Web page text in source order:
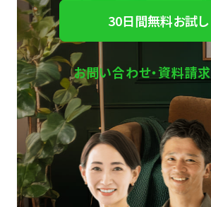
30日間無料お試し
お問い合わせ・資料請求